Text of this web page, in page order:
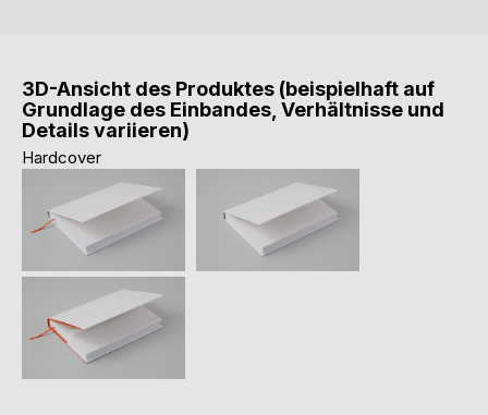
3D-Ansicht des Produktes (beispielhaft auf
Grundlage des Einbandes, Verhältnisse und
Details variieren)
Hardcover